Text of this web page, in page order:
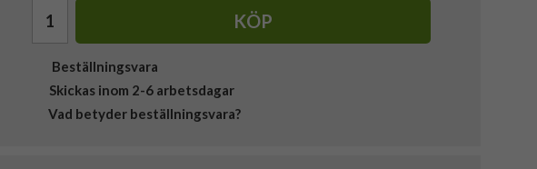
KÖP
Beställningsvara
Skickas inom 2-6 arbetsdagar
Vad betyder beställningsvara?